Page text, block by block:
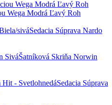
Wega Modrá Ľavý Roh
Sedacia Súprava Nardo
Šatníková Skriňa Norwin
Sedacia Súprava